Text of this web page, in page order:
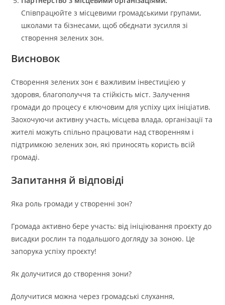
Співпрацюйте з місцевими громадськими групами,
школами та бізнесами, щоб обєднати зусилля зі
створення зелених зон.
Висновок
Створення зелених зон є важливим інвестицією у
здоровя, благополуччя та стійкість міст. Залучення
громади до процесу є ключовим для успіху цих ініціатив.
Заохочуючи активну участь, місцева влада, організації та
жителі можуть спільно працювати над створенням і
підтримкою зелених зон, які приносять користь всій
громаді.
Запитання й відповіді
Яка роль громади у створенні зон?
Громада активно бере участь: від ініціювання проєкту до
висадки рослин та подальшого догляду за зоною. Це
запорука успіху проєкту!
Як долучитися до створення зони?
Долучитися можна через громадські слухання,